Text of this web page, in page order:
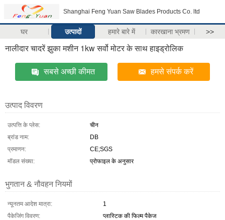
Shanghai Feng Yuan Saw Blades Products Co. ltd
घर उत्पादों हमारे बारे में कारखाना भ्रमण >>
नालीदार चादरें झुका मशीन 1kw सर्वो मोटर के साथ हाइड्रोलिक
सबसे अच्छी कीमत हमसे संपर्क करें
उत्पाद विवरण
उत्पत्ति के प्लेस:
चीन
ब्रांड नाम:
DB
प्रमाणन:
CE;SGS
मॉडल संख्या:
प्रोफाइल के अनुसार
भुगतान & नौवहन नियमों
न्यूनतम आदेश मात्रा:
1
पैकेजिंग विवरण:
प्लास्टिक की फिल्म पैकेज